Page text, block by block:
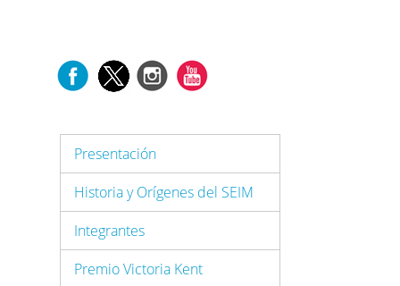
Presentación
Historia y Orígenes del SEIM
Integrantes
Premio Victoria Kent